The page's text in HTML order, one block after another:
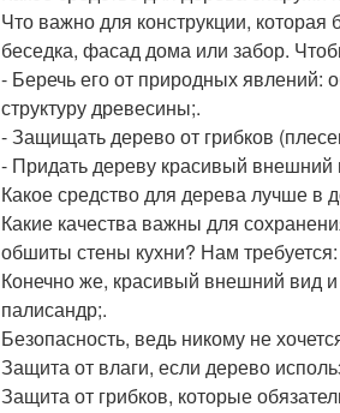
Что важно для конструкции,
беседка, фасад дома или забор.
- Беречь его от природных явлений:
структуру древесины;.
- Защищать дерево от грибков
- Придать дереву красивый внешний
Какое средство для дерева лучше в
Какие качества важны для
обшиты стены кухни? Нам требуется:
Конечно же, красивый внешний вид
палисандр;.
Безопасность, ведь никому не
Защита от влаги, если дерево
Защита от грибков, которые